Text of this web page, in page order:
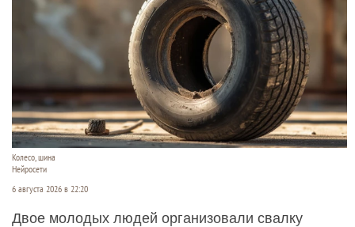
Колесо, шина
Нейросети
6 августа 2026 в 22:20
Двое молодых людей организовали свалку